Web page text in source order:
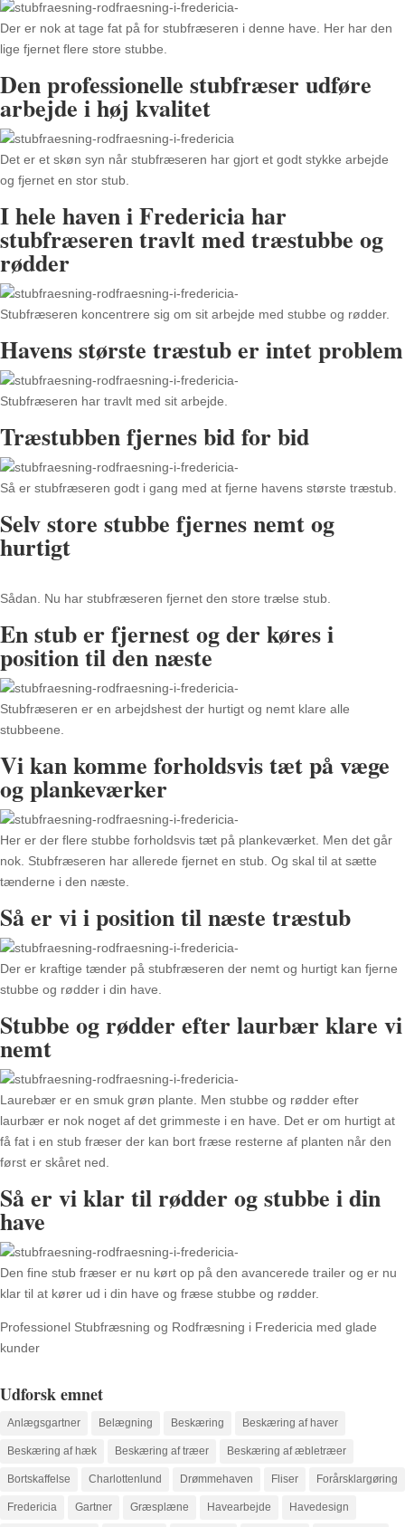
Der er nok at tage fat på for stubfræseren i denne have. Her har den
lige fjernet flere store stubbe.
Den professionelle stubfræser udføre
arbejde i høj kvalitet
Det er et skøn syn når stubfræseren har gjort et godt stykke arbejde
og fjernet en stor stub.
I hele haven i Fredericia har
stubfræseren travlt med træstubbe og
rødder
Stubfræseren koncentrere sig om sit arbejde med stubbe og rødder.
Havens største træstub er intet problem
Stubfræseren har travlt med sit arbejde.
Træstubben fjernes bid for bid
Så er stubfræseren godt i gang med at fjerne havens største træstub.
Selv store stubbe fjernes nemt og
hurtigt
Sådan. Nu har stubfræseren fjernet den store trælse stub.
En stub er fjernest og der køres i
position til den næste
Stubfræseren er en arbejdshest der hurtigt og nemt klare alle
stubbeene.
Vi kan komme forholdsvis tæt på væge
og plankeværker
Her er der flere stubbe forholdsvis tæt på plankeværket. Men det går
nok. Stubfræseren har allerede fjernet en stub. Og skal til at sætte
tænderne i den næste.
Så er vi i position til næste træstub
Der er kraftige tænder på stubfræseren der nemt og hurtigt kan fjerne
stubbe og rødder i din have.
Stubbe og rødder efter laurbær klare vi
nemt
Laurebær er en smuk grøn plante. Men stubbe og rødder efter
laurbær er nok noget af det grimmeste i en have. Det er om hurtigt at
få fat i en stub fræser der kan bort fræse resterne af planten når den
først er skåret ned.
Så er vi klar til rødder og stubbe i din
have
Den fine stub fræser er nu kørt op på den avancerede trailer og er nu
klar til at kører ud i din have og fræse stubbe og rødder.
Professionel Stubfræsning og Rodfræsning i Fredericia med glade
kunder
Udforsk emnet
Anlægsgartner Belægning Beskæring Beskæring af haver
Beskæring af hæk Beskæring af træer Beskæring af æbletræer
Bortskaffelse Charlottenlund Drømmehaven Fliser Forårsklargøring
Fredericia Gartner Græsplæne Havearbejde Havedesign